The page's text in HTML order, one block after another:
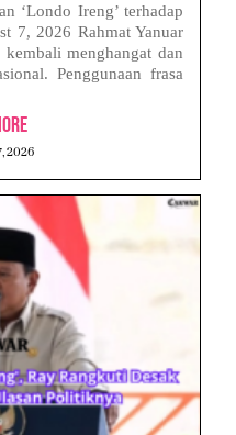
‘Londo Ireng’ terhadap
7, 2026 Rahmat Yanuar
menghangat dan
Penggunaan frasa
2026